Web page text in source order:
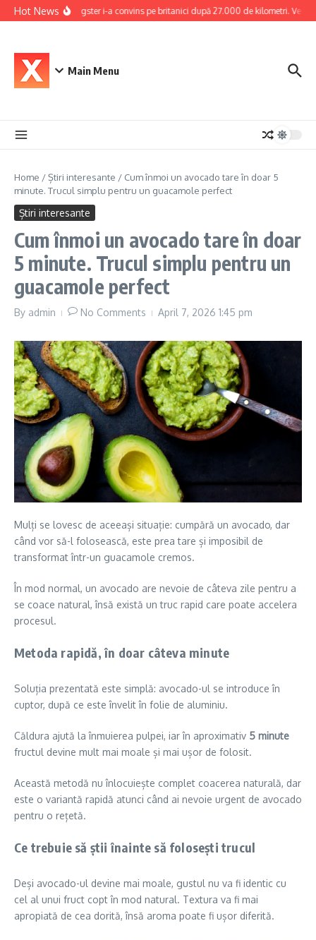
Skip to content
Hot NewsDacia Bigster i-a convins pe britanici după 27.000 de kilometri.
Main Menu
Home /Știri interesante / Cum înmoi un avocado tare în doar 5
minute. Trucul simplu pentru un guacamole perfect
Știri interesante
Cum înmoi un avocado tare în doar
5 minute. Trucul simplu pentru un
guacamole perfect
By admin No Comments April 7, 2026 1:45 pm
Mulți se lovesc de aceeași situație: cumpără un avocado, dar
când vor să-l folosească, este prea tare și imposibil de
transformat într-un guacamole cremos.
În mod normal, un avocado are nevoie de câteva zile pentru a
se coace natural, însă există un truc rapid care poate accelera
procesul.
Metoda rapidă, în doar câteva minute
Soluția prezentată este simplă: avocado-ul se introduce în
cuptor, după ce este învelit în folie de aluminiu.
Căldura ajută la înmuierea pulpei, iar în aproximativ 5 minute
fructul devine mult mai moale și mai ușor de folosit.
Această metodă nu înlocuiește complet coacerea naturală, dar
este o variantă rapidă atunci când ai nevoie urgent de avocado
pentru o rețetă.
Ce trebuie să știi înainte să folosești trucul
Deși avocado-ul devine mai moale, gustul nu va fi identic cu
cel al unui fruct copt în mod natural. Textura va fi mai
apropiată de cea dorită, însă aroma poate fi ușor diferită.